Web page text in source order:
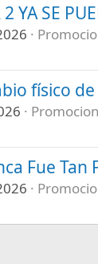
2 YA SE
físico
Fue Tan